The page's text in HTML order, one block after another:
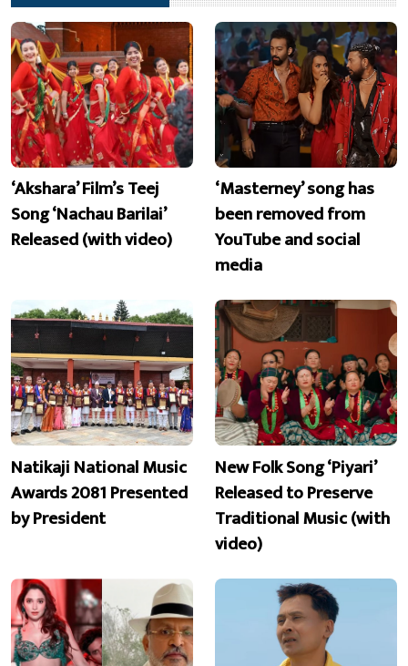
‘Akshara’ Film’s Teej
Song ‘Nachau Barilai’
Released (with video)
‘Masterney’ song has
been removed from
YouTube and social
media
Natikaji National Music
Awards 2081 Presented
by President
New Folk Song ‘Piyari’
Released to Preserve
Traditional Music (with
video)